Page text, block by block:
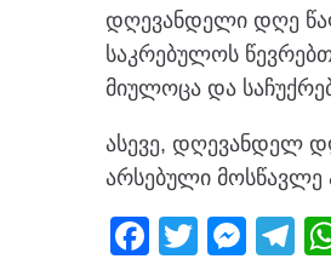
დღევანდელი დღე
საკრებულოს
მიულოცა და
ასევე, დღევანდელ
არსებული მოსწავლე
F
T
M
T